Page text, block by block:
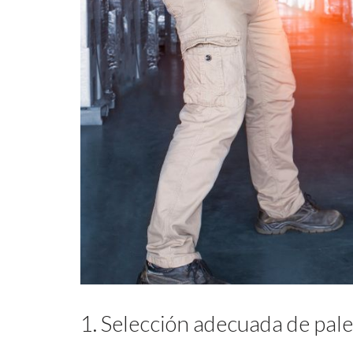
1. Selección adecuada de